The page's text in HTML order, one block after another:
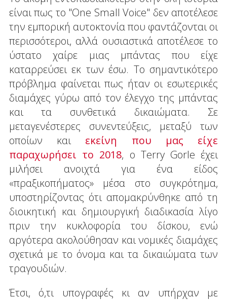
είναι πως το "One Small Voice" δεν αποτέλεσε
την εμπορική αυτοκτονία που φαντάζονται οι
περισσότεροι, αλλά ουσιαστικά αποτέλεσε το
ύστατο χαίρε μιας μπάντας που είχε
καταρρεύσει εκ των έσω. Το σημαντικότερο
πρόβλημα φαίνεται πως ήταν οι εσωτερικές
διαμάχες γύρω από τον έλεγχο της μπάντας
και τα συνθετικά δικαιώματα. Σε
μεταγενέστερες συνεντεύξεις, μεταξύ των
οποίων και εκείνη που μας είχε
παραχωρήσει το 2018, ο Terry Gorle έχει
μιλήσει ανοιχτά για ένα είδος
«πραξικοπήματος» μέσα στο συγκρότημα,
υποστηρίζοντας ότι απομακρύνθηκε από τη
διοικητική και δημιουργική διαδικασία λίγο
πριν την κυκλοφορία του δίσκου, ενώ
αργότερα ακολούθησαν και νομικές διαμάχες
σχετικά με το όνομα και τα δικαιώματα των
τραγουδιών.
Έτσι, ό,τι υπογραφές κι αν υπήρχαν με